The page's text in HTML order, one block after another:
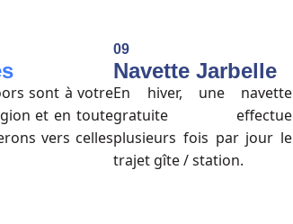
sont à votre
et en toute
vers celles
09
Navette Jarbelle
En hiver, une navette
gratuite effectue
plusieurs fois par jour le
trajet gîte / station.